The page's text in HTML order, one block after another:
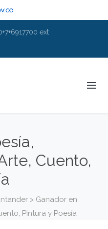
ext
Cuento,
> Ganador en
Pintura y Poesía